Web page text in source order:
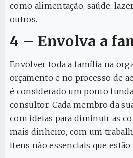
como alimentação, saúde,
outros.
4 – Envolva a
Envolver toda a família na
orçamento e no processo de
é considerado um ponto
consultor. Cada membro da
com ideias para diminuir as
mais dinheiro, com um
itens não essenciais que estão